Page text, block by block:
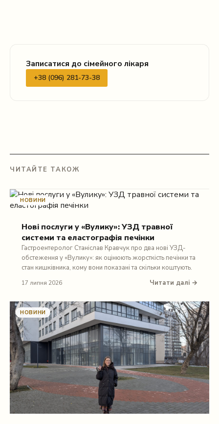
Записатися до сімейного лікаря
+38 (096) 281-73-38
ЧИТАЙТЕ ТАКОЖ
НОВИНИ
Нові послуги у «Вулику»: УЗД травної
системи та еластографія печінки
Гастроентеролог Станіслав Кравчук про два нові УЗД-
обстеження у «Вулику»: як оцінюють жорсткість печінки та
стан кишківника, кому вони показані та скільки коштують.
17 липня 2026 Читати далі →
НОВИНИ